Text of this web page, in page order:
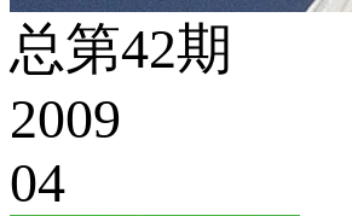
总第42期
2009
04